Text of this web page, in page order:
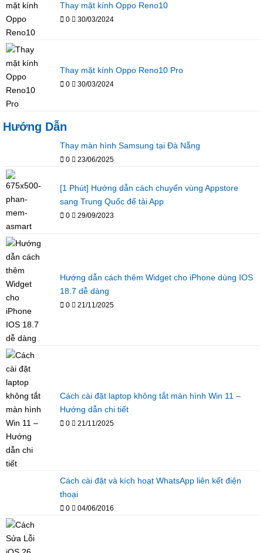
Thay mặt kính Oppo Reno10
0 30/03/2024
Thay mặt kính Oppo Reno10 Pro
0 30/03/2024
Hướng Dẫn
Thay màn hình Samsung tại Đà Nẵng
0 23/06/2025
[1 Phút] Hướng dẫn cách chuyển vùng Appstore
sang Trung Quốc để tải App
0 29/09/2023
Hướng dẫn cách thêm Widget cho iPhone dùng IOS
18.7 dễ dàng
0 21/11/2025
Cách cài đặt laptop không tắt màn hình Win 11 –
Hướng dẫn chi tiết
0 21/11/2025
Cách cài đặt và kích hoạt WhatsApp liên kết điện
thoại
0 04/06/2016